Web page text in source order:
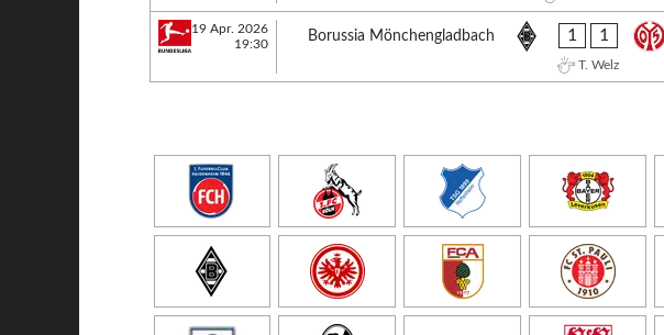
19 Apr. 2026
19:30
Borussia Mönchengladbach 1 1
T. Welz